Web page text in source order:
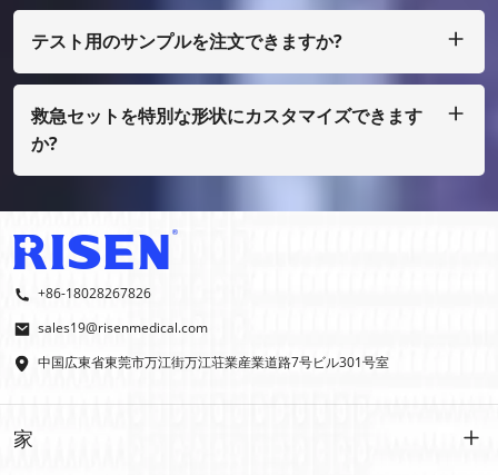
とができます、ほんの少量で、あなたはフィルムコストを支払
う必要があります
テスト用のサンプルを注文できますか?
常の印刷ではない場合は、サンプル費用を支払う必要がありま
す。
救急セットを特別な形状にカスタマイズできます
か?
+86-18028267826
sales19@risenmedical.com
中国広東省東莞市万江街万江荘業産業道路7号ビル301号室
家